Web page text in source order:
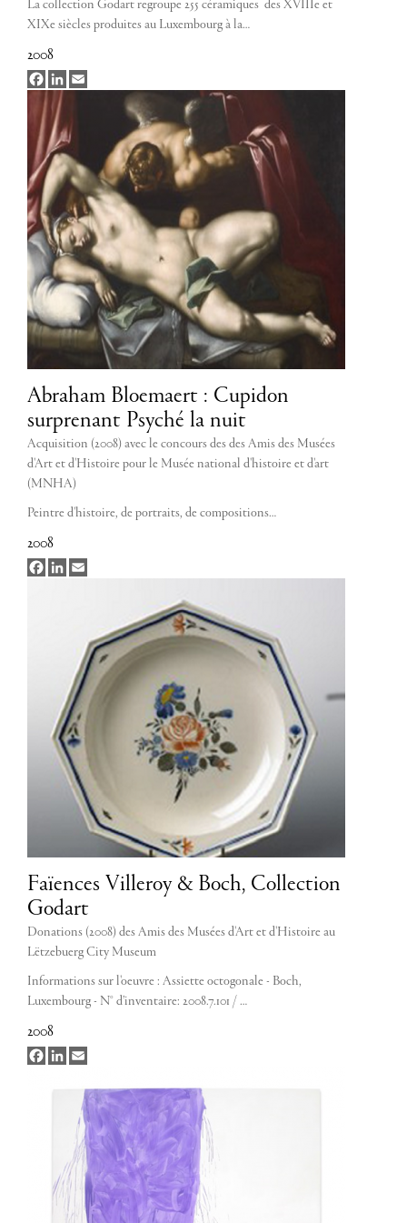
La collection Godart regroupe 255 céramiques des XVIIIe et
XIXe siècles produites au Luxembourg à la…
2008
FacebookLinkedIn
Abraham Bloemaert : Cupidon
surprenant Psyché la nuit
Acquisition (2008) avec le concours des des Amis des Musées
d'Art et d'Histoire pour le Musée national d'histoire et d'art
(MNHA)
Peintre d'histoire, de portraits, de compositions…
2008
FacebookLinkedIn
Faïences Villeroy & Boch, Collection
Godart
Donations (2008) des Amis des Musées d'Art et d'Histoire au
Lëtzebuerg City Museum
Informations sur l'oeuvre : Assiette octogonale - Boch,
Luxembourg - N° d’inventaire: 2008.7.101 / …
2008
FacebookLinkedIn